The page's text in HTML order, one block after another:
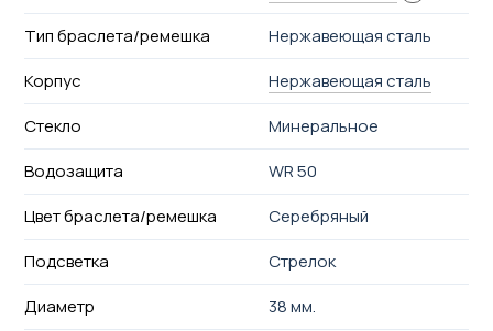
Тип браслета/ремешка
Нержавеющая сталь
Корпус
Нержавеющая сталь
Стекло
Минеральное
Водозащита
WR 50
Цвет браслета/ремешка
Серебряный
Подсветка
Стрелок
Диаметр
38 мм.